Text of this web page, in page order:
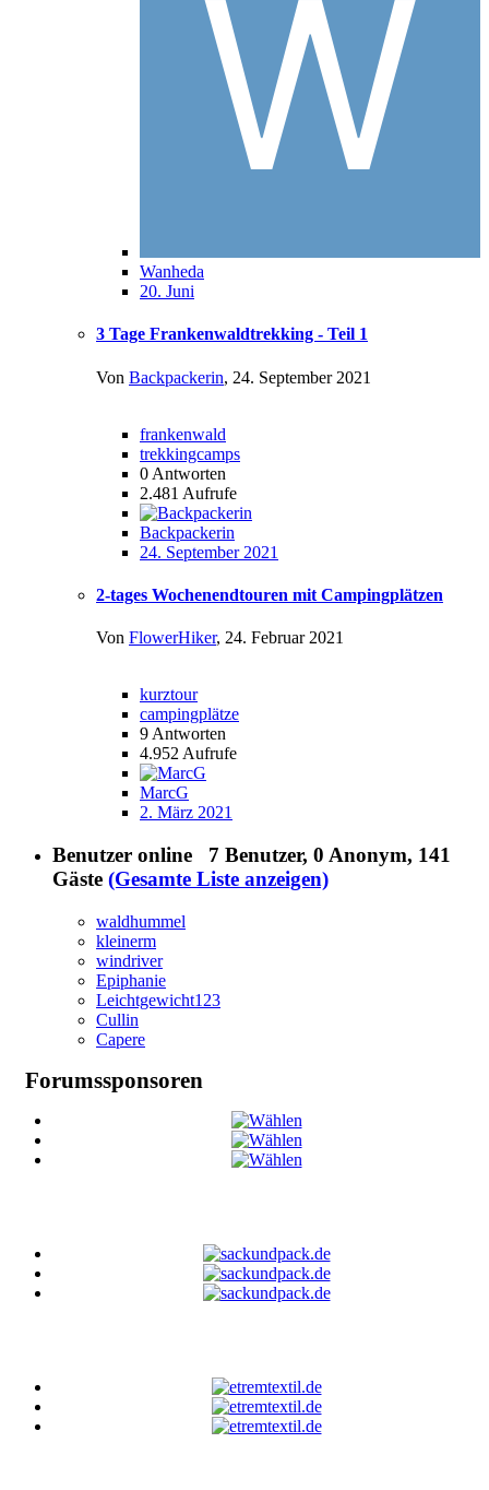
Wanheda
20. Juni
3 Tage Frankenwaldtrekking - Teil 1
Von Backpackerin, 24. September 2021
frankenwald
trekkingcamps
0 Antworten
2.481 Aufrufe
Backpackerin
24. September 2021
2-tages Wochenendtouren mit Campingplätzen
Von FlowerHiker, 24. Februar 2021
kurztour
campingplätze
9 Antworten
4.952 Aufrufe
MarcG
2. März 2021
Benutzer online 7 Benutzer, 0 Anonym, 141
Gäste (Gesamte Liste anzeigen)
waldhummel
kleinerm
windriver
Epiphanie
Leichtgewicht123
Cullin
Capere
Forumssponsoren